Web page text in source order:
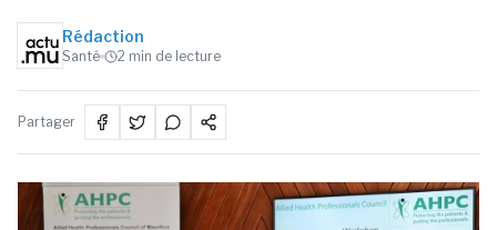
Rédaction
Santé 2 min de lecture
Partager